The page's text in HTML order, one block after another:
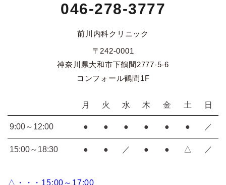
046-278-3777
前川内科クリニック
〒242-0001
神奈川県大和市下鶴間2777-5-6
コンフォール鶴間1F
月 火 水 木 金 土 日
9:00～12:00 ● ● ● ● ● ● ／
15:00～18:30 ● ● ／ ● ● △ ／
△・・・15:00～17:00